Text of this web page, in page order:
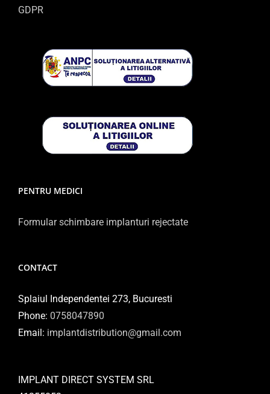
GDPR
PENTRU MEDICI
Formular schimbare implanturi rejectate
CONTACT
Splaiul Independentei 273, Bucuresti
Phone: 0758047890
Email: implantdistribution@gmail.com
IMPLANT DIRECT SYSTEM SRL